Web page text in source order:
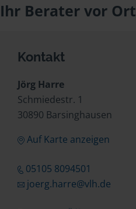
Ihr Berater vor Ort
Kontakt
Jörg Harre
Schmiedestr. 1
30890 Barsinghausen
Auf Karte anzeigen
05105 8094501
joerg.harre@vlh.de